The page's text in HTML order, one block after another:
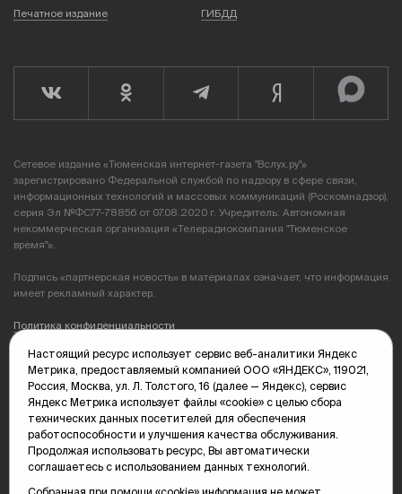
Печатное издание
ГИБДД
Сетевое издание «Тюменская интернет-газета "Вслух.ру"»
зарегистрировано Федеральной службой по надзору в сфере связи,
информационных технологий и массовых коммуникаций (Роскомнадзор),
серия Эл №ФС77-78856 от 07.08.2020 г. Учредитель: Автономная
некоммерческая организация «Телерадиокомпания "Тюменское
время"».
Подпись «партнерская новость» в материалах означает, что информация
имеет рекламный характер.
Политика конфиденциальности
Редакция: 625035, Тюмень, пр. Геологоразведчиков, 28А
(3452) 68-89-05
edit@vsluh.ru
Главный редактор: Панкина Т.Ю.
kika@vsluh.ru
По вопросам рекламы:
(3452) 68-89-78
Настоящий ресурс использует сервис веб-аналитики Яндекс
Метрика, предоставляемый компанией ООО «ЯНДЕКС», 119021,
Россия, Москва, ул. Л. Толстого, 16 (далее — Яндекс), сервис
Яндекс Метрика использует файлы «cookie» с целью сбора
технических данных посетителей для обеспечения
работоспособности и улучшения качества обслуживания.
Продолжая использовать ресурс, Вы автоматически
соглашаетесь с использованием данных технологий.